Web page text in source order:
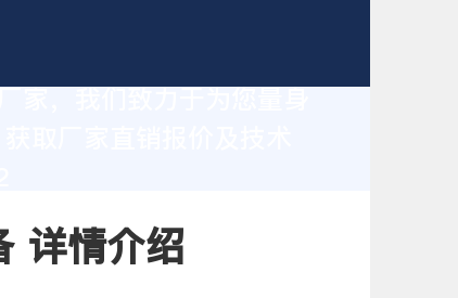
取厂家直销报价及技术
详情介绍